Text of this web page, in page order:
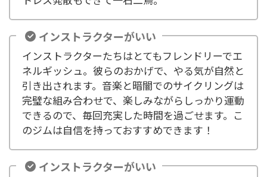
インストラクターがいい
インストラクターたちはとてもフレンドリーでエ
ネルギッシュ。彼らのおかげで、やる気が自然と
引き出されます。音楽と暗闇でのサイクリングは
完璧な組み合わせで、楽しみながらしっかり運動
できるので、毎回充実した時間を過ごせます。こ
のジムは自信を持っておすすめできます！
インストラクターがいい